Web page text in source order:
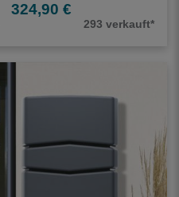
324,90 €
293 verkauft*